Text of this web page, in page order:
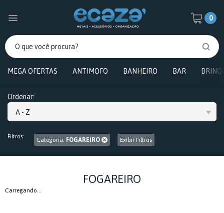
0
MEGA OFERTAS ANTIMOFO BANHEIRO BAR
Ordenar:
A - Z
Filtros: Categoria: FOGAREIRO Exibir Filtros
FOGAREIRO
Carregando...